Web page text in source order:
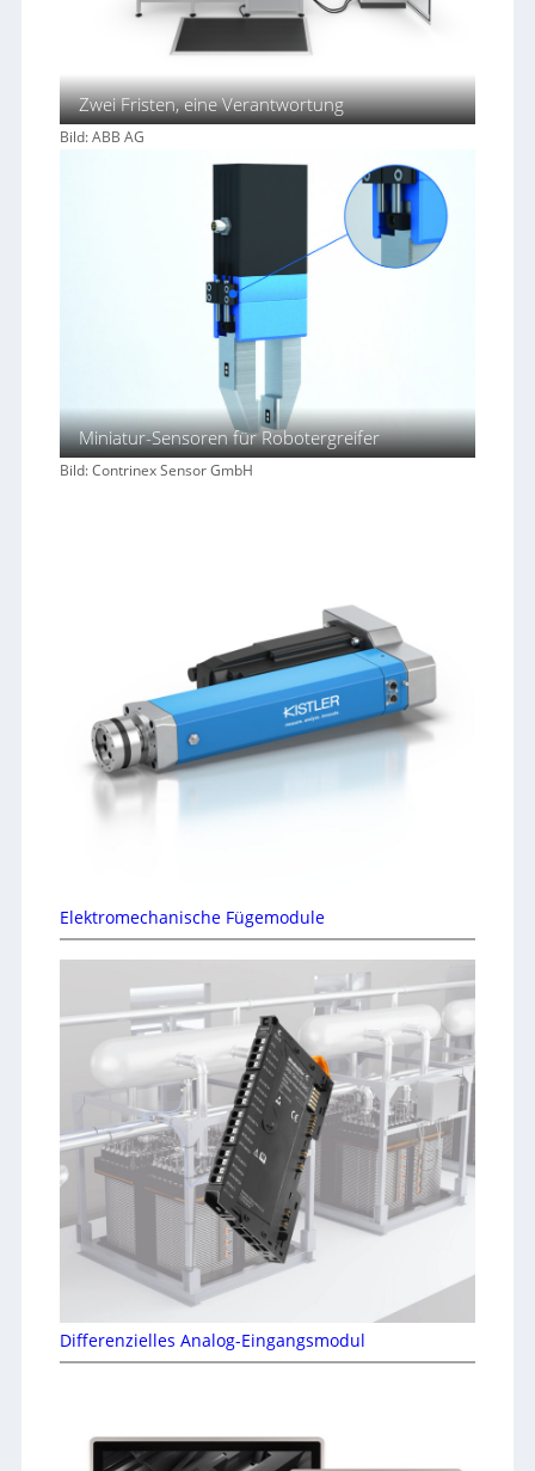
Zwei Fristen, eine Verantwortung
Bild: ABB AG
Miniatur-Sensoren für Robotergreifer
Bild: Contrinex Sensor GmbH
Elektromechanische Fügemodule
Differenzielles Analog-Eingangsmodul